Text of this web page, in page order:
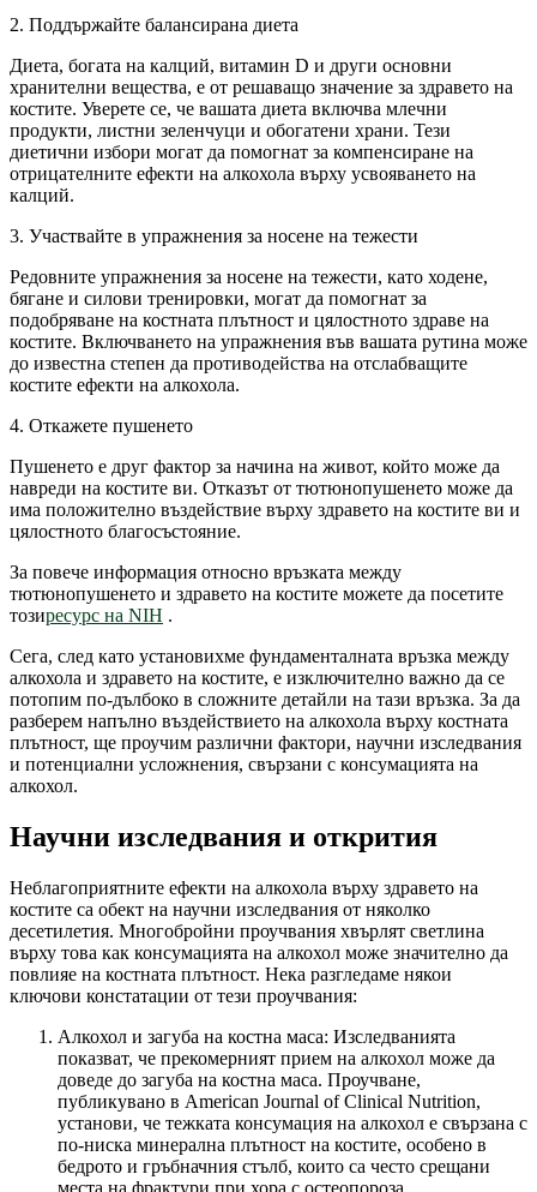
2. Поддържайте балансирана диета
Диета, богата на калций, витамин D и други основни
хранителни вещества, е от решаващо значение за здравето на
костите. Уверете се, че вашата диета включва млечни
продукти, листни зеленчуци и обогатени храни. Тези
диетични избори могат да помогнат за компенсиране на
отрицателните ефекти на алкохола върху усвояването на
калций.
3. Участвайте в упражнения за носене на тежести
Редовните упражнения за носене на тежести, като ходене,
бягане и силови тренировки, могат да помогнат за
подобряване на костната плътност и цялостното здраве на
костите. Включването на упражнения във вашата рутина може
до известна степен да противодейства на отслабващите
костите ефекти на алкохола.
4. Откажете пушенето
Пушенето е друг фактор за начина на живот, който може да
навреди на костите ви. Отказът от тютюнопушенето може да
има положително въздействие върху здравето на костите ви и
цялостното благосъстояние.
За повече информация относно връзката между
тютюнопушенето и здравето на костите можете да посетите
тозиресурс на NIH .
Сега, след като установихме фундаменталната връзка между
алкохола и здравето на костите, е изключително важно да се
потопим по-дълбоко в сложните детайли на тази връзка. За да
разберем напълно въздействието на алкохола върху костната
плътност, ще проучим различни фактори, научни изследвания
и потенциални усложнения, свързани с консумацията на
алкохол.
Научни изследвания и открития
Неблагоприятните ефекти на алкохола върху здравето на
костите са обект на научни изследвания от няколко
десетилетия. Многобройни проучвания хвърлят светлина
върху това как консумацията на алкохол може значително да
повлияе на костната плътност. Нека разгледаме някои
ключови констатации от тези проучвания:
Алкохол и загуба на костна маса: Изследванията
показват, че прекомерният прием на алкохол може да
доведе до загуба на костна маса. Проучване,
публикувано в American Journal of Clinical Nutrition,
установи, че тежката консумация на алкохол е свързана с
по-ниска минерална плътност на костите, особено в
бедрото и гръбначния стълб, които са често срещани